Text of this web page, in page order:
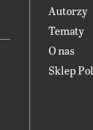
Autorzy
Tematy
O nas
Sklep